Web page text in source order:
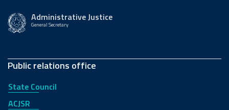
Administrative Justice
General Secretary
Public relations office
State Council
ACJSR